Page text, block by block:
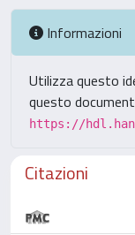
Informazioni
Utilizza questo
questo
https://
Citazioni